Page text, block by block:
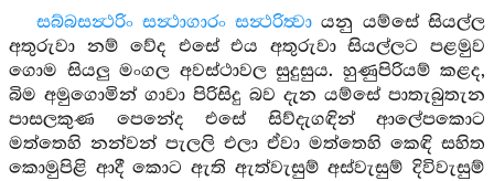
සබ්බසන්‍ථරිං සන්‍ථාගාරං සන්‍ථරිත්‍වා යනු යම්සේ සියල්ල
අතුරුවා නම් වේද එසේ එය අතුරුවා සියල්ලට පළමුව
ගොම සියලු මංගල අවස්ථාවල සුදුසුය. හුණුපිරියම් කළද,
බිම අමුගොමින් ගාවා පිරිසිදු බව දැන යම්සේ පාතැබුතැන
පාසලකුණ පෙනේද එසේ සිව්දැගඳින් ආලේපකොට
මත්තෙහි නන්වන් පැලලි එලා ඒවා මත්තෙහි කෙඳි සහිත
කොමුපිළි ආදී කොට ඇති ඇත්වැසුම් අස්වැසුම් දිවිවැසුම්